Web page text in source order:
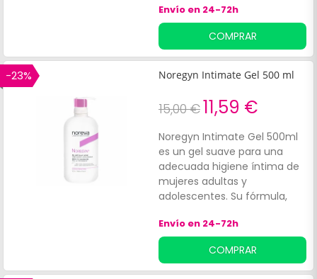
de las mucosas de los
órganos sexuales.
Envío en 24-72h
COMPRAR
-23% Noregyn Intimate Gel 500 ml
15,00 €11,59 €
Noregyn Intimate Gel 500ml
es un gel suave para una
adecuada higiene íntima de
mujeres adultas y
adolescentes. Su fórmula,
contiene:Aceite de
ricinoÁcido láctico. Estos
ingredientes favorecen el
equilibrio de la flora.
Envío en 24-72h
COMPRAR